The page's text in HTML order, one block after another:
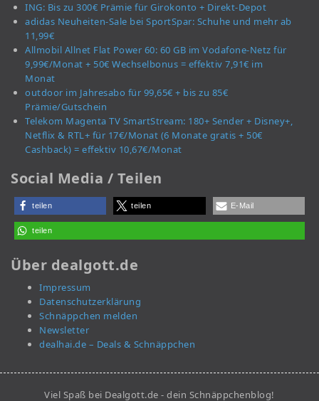
ING: Bis zu 300€ Prämie für Girokonto + Direkt-Depot
adidas Neuheiten-Sale bei SportSpar: Schuhe und mehr ab
11,99€
Allmobil Allnet Flat Power 60: 60 GB im Vodafone-Netz für
9,99€/Monat + 50€ Wechselbonus = effektiv 7,91€ im
Monat
outdoor im Jahresabo für 99,65€ + bis zu 85€
Prämie/Gutschein
Telekom Magenta TV SmartStream: 180+ Sender + Disney+,
Netflix & RTL+ für 17€/Monat (6 Monate gratis + 50€
Cashback) = effektiv 10,67€/Monat
Social Media / Teilen
teilen teilen E-Mail
teilen
Über dealgott.de
Impressum
Datenschutzerklärung
Schnäppchen melden
Newsletter
dealhai.de – Deals & Schnäppchen
Viel Spaß bei Dealgott.de - dein Schnäppchenblog!